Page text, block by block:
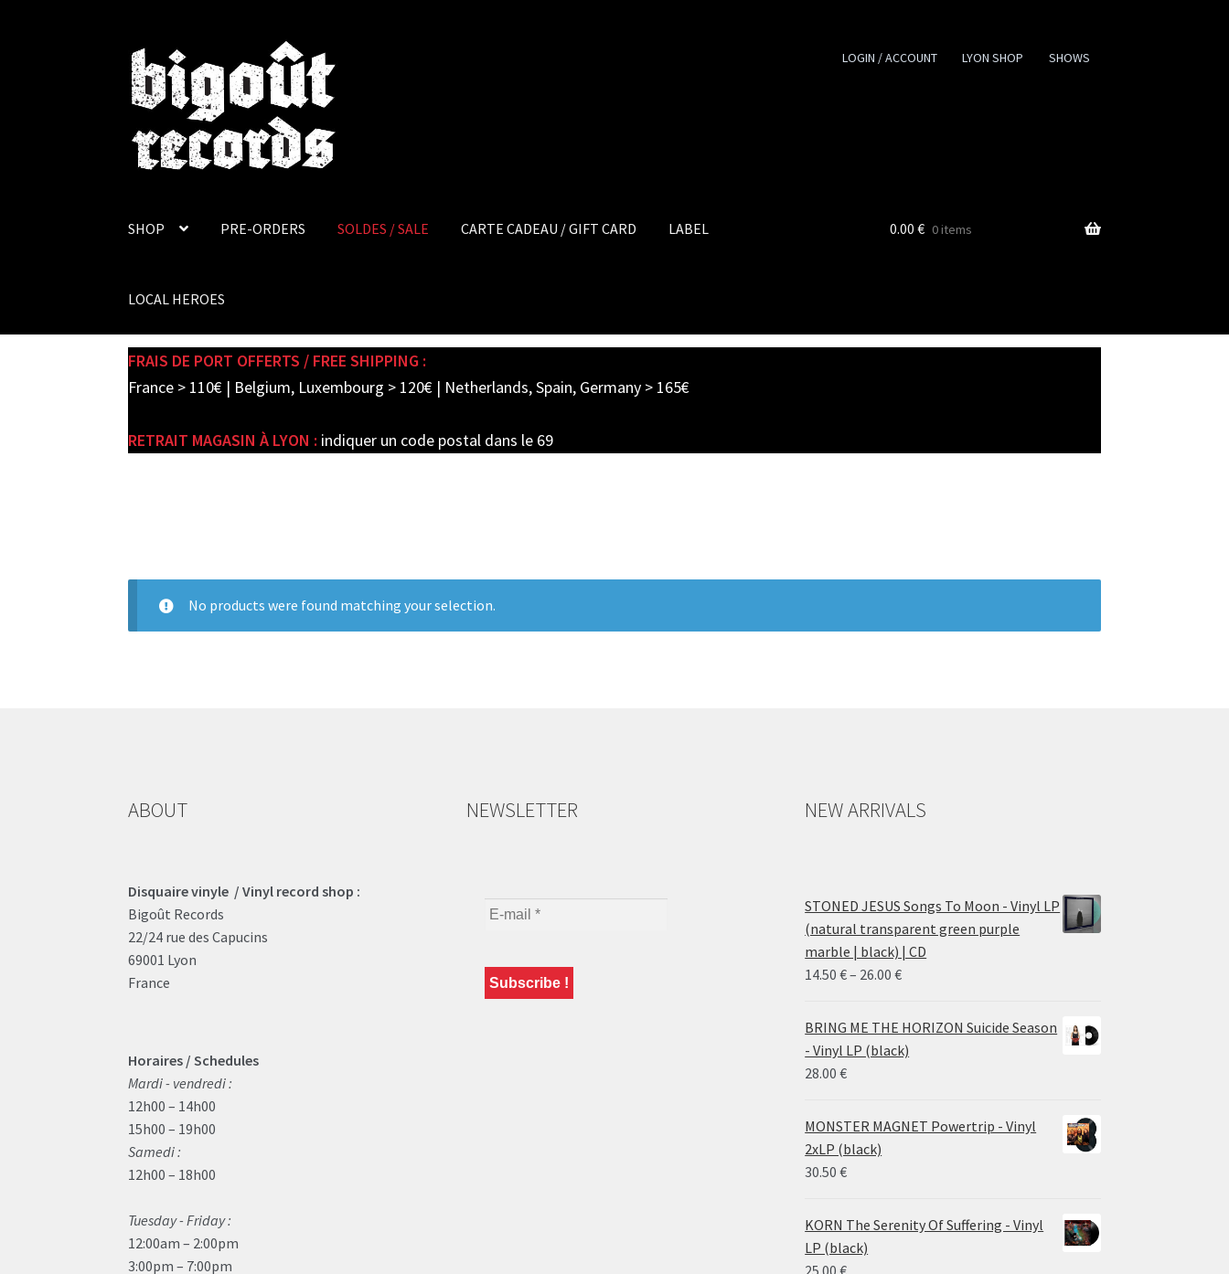
Skip
to
navigation
Skip
to
content
LOGIN / ACCOUNT LYON SHOP SHOWS
SHOP PRE-ORDERS SOLDES / SALE CARTE CADEAU / GIFT CARD LABEL
LOCAL HEROES
0.00 € 0 items
FRAIS DE PORT OFFERTS / FREE SHIPPING :
France > 110€ | Belgium, Luxembourg > 120€ | Netherlands, Spain, Germany > 165€
RETRAIT MAGASIN À LYON : indiquer un code postal dans le 69
No products were found matching your selection.
ABOUT
Disquaire vinyle / Vinyl record shop :
Bigoût Records
22/24 rue des Capucins
69001 Lyon
France
Horaires / Schedules
Mardi - vendredi :
12h00 – 14h00
15h00 – 19h00
Samedi :
12h00 – 18h00
Tuesday - Friday :
12:00am – 2:00pm
3:00pm – 7:00pm
NEWSLETTER NEW ARRIVALS
STONED JESUS Songs To Moon - Vinyl LP
(natural transparent green purple
marble | black) | CD
14.50€– 26.00€Price
14.50 €
through
BRING ME THE HORIZON Suicide Season
- Vinyl LP (black)
28.00€
MONSTER MAGNET Powertrip - Vinyl
2xLP (black)
30.50€
KORN The Serenity Of Suffering - Vinyl
LP (black)